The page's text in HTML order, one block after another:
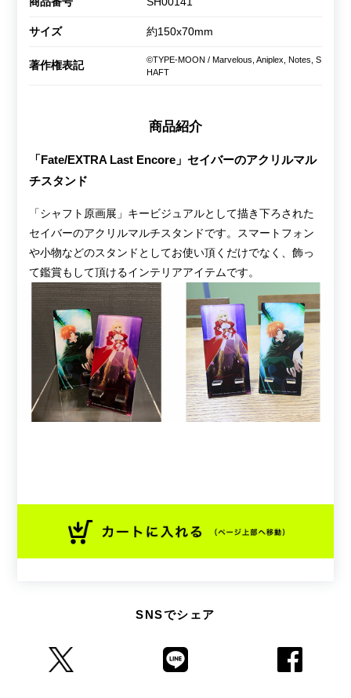
サイズ 約150x70mm
著作権表記
©TYPE-MOON / Marvelous, Aniplex, Notes, S
HAFT
商品紹介
「Fate/EXTRA Last Encore」セイバーのアクリルマル
チスタンド
「シャフト原画展」キービジュアルとして描き下ろされた
セイバーのアクリルマルチスタンドです。スマートフォン
や小物などのスタンドとしてお使い頂くだけでなく、飾っ
て鑑賞もして頂けるインテリアアイテムです。
SNSでシェア